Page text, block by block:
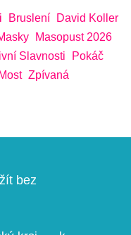
Bruslení
David Koller
Masopust 2026
Slavnosti
Pokáč
Zpívaná
bez